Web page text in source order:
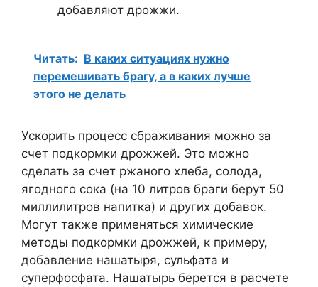
добавляют дрожжи.
Читать: В каких ситуациях нужно
перемешивать брагу, а в каких лучше
этого не делать
Ускорить процесс сбраживания можно за
счет подкормки дрожжей. Это можно
сделать за счет ржаного хлеба, солода,
ягодного сока (на 10 литров браги берут 50
миллилитров напитка) и других добавок.
Могут также применяться химические
методы подкормки дрожжей, к примеру,
добавление нашатыря, сульфата и
суперфосфата. Нашатырь берется в расчете